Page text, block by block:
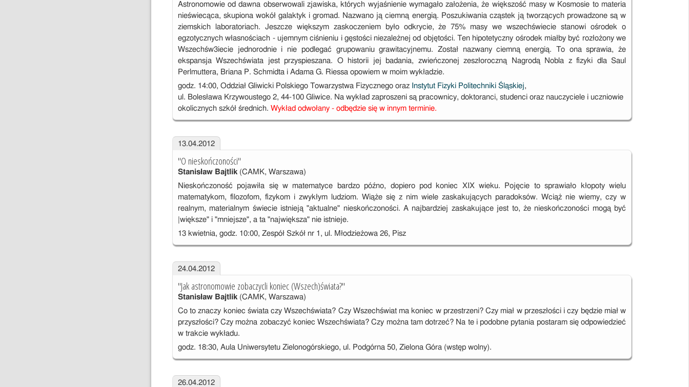
Astronomowie od dawna obserwowali zjawiska, których wyjaśnienie wymagało założenia, że większość masy w Kosmosie to materia
nieświecąca, skupiona wokół galaktyk i gromad. Nazwano ją ciemną energią. Poszukiwania cząstek ją tworzących prowadzone są w
ziemskich laboratoriach. Jeszcze większym zaskoczeniem było odkrycie, że 75% masy we wszechświecie stanowi ośrodek o
egzotycznych własnościach - ujemnym ciśnieniu i gęstości niezależnej od objętości. Ten hipotetyczny ośrodek miałby być rozłożony we
Wszechśw3iecie jednorodnie i nie podlegać grupowaniu grawitacyjnemu. Został nazwany ciemną energią. To ona sprawia, że
ekspansja Wszechświata jest przyspieszana. O historii jej badania, zwieńczonej zeszłoroczną Nagrodą Nobla z fizyki dla Saul
Perlmuttera, Briana P. Schmidta i Adama G. Riessa opowiem w moim wykładzie.
godz. 14:00, Oddział Gliwicki Polskiego Towarzystwa Fizycznego orazInstytut Fizyki Politechniki Śląskiej,
ul. Bolesława Krzywoustego 2, 44-100 Gliwice. Na wykład zaproszeni są pracownicy, doktoranci, studenci oraz nauczyciele i uczniowie
okolicznych szkół średnich. Wykład odwołany - odbędzie się w innym terminie.
13.04.2012
"O nieskończoności"
Stanisław Bajtlik(CAMK, Warszawa)
Nieskończoność pojawiła się w matematyce bardzo późno, dopiero pod koniec XIX wieku. Pojęcie to sprawiało kłopoty wielu
matematykom, filozofom, fizykom i zwykłym ludziom. Wiąże się z nim wiele zaskakujących paradoksów. Wciąż nie wiemy, czy w
realnym, materialnym świecie istnieją "aktualne" nieskończoności. A najbardziej zaskakujące jest to, że nieskończoności mogą być
|większe" i "mniejsze", a ta "największa" nie istnieje.
13 kwietnia, godz. 10:00, Zespół Szkół nr 1, ul. Młodzieżowa 26, Pisz
24.04.2012
"Jak astronomowie zobaczycli koniec (Wszech)świata?"
Stanisław Bajtlik(CAMK, Warszawa)
Co to znaczy koniec świata czy Wszechświata? Czy Wszechświat ma koniec w przestrzeni? Czy miał w przeszłości i czy będzie miał w
przyszłości? Czy można zobaczyć koniec Wszechświata? Czy można tam dotrzeć? Na te i podobne pytania postaram się odpowiedzieć
w trakcie wykładu.
godz. 18:30, Aula Uniwersytetu Zielonogórskiego, ul. Podgórna 50, Zielona Góra (wstęp wolny).
26.04.2012